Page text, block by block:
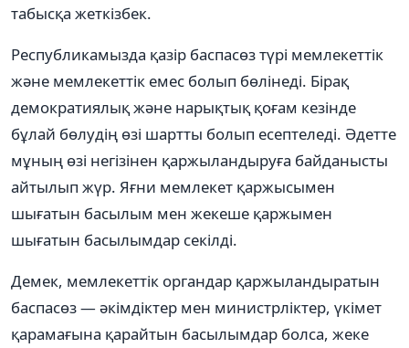
табысқа жеткізбек.
Республикамызда қазір баспасөз түрі мемлекеттік
және мемлекеттік емес болып бөлінеді. Бірақ
демократиялық және нарықтық қоғам кезінде
бұлай бөлудің өзі шартты болып есептеледі. Әдетте
мұның өзі негізінен қаржыландыруға байданысты
айтылып жүр. Яғни мемлекет қаржысымен
шығатын басылым мен жекеше қаржымен
шығатын басылымдар секілді.
Демек, мемлекеттік органдар қаржыландыратын
баспасөз — әкімдіктер мен министрліктер, үкімет
қарамағына қарайтын басылымдар болса, жеке